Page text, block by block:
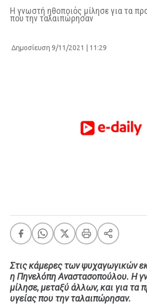
Viral
City Guide
A-List LGBTQI+
Xmas
LIFE
Food Body+Mind
Η γνωστή ηθοποιός μίλησε για τα
που την ταλαιπώρησαν
Δημοσίευση 9/11/2021 | 11:29
Στις κάμερες των ψυχαγωγικών
η Πηνελόπη Αναστασοπούλου. Η
μίλησε, μεταξύ άλλων, και για τα
υγείας που την ταλαιπώρησαν.